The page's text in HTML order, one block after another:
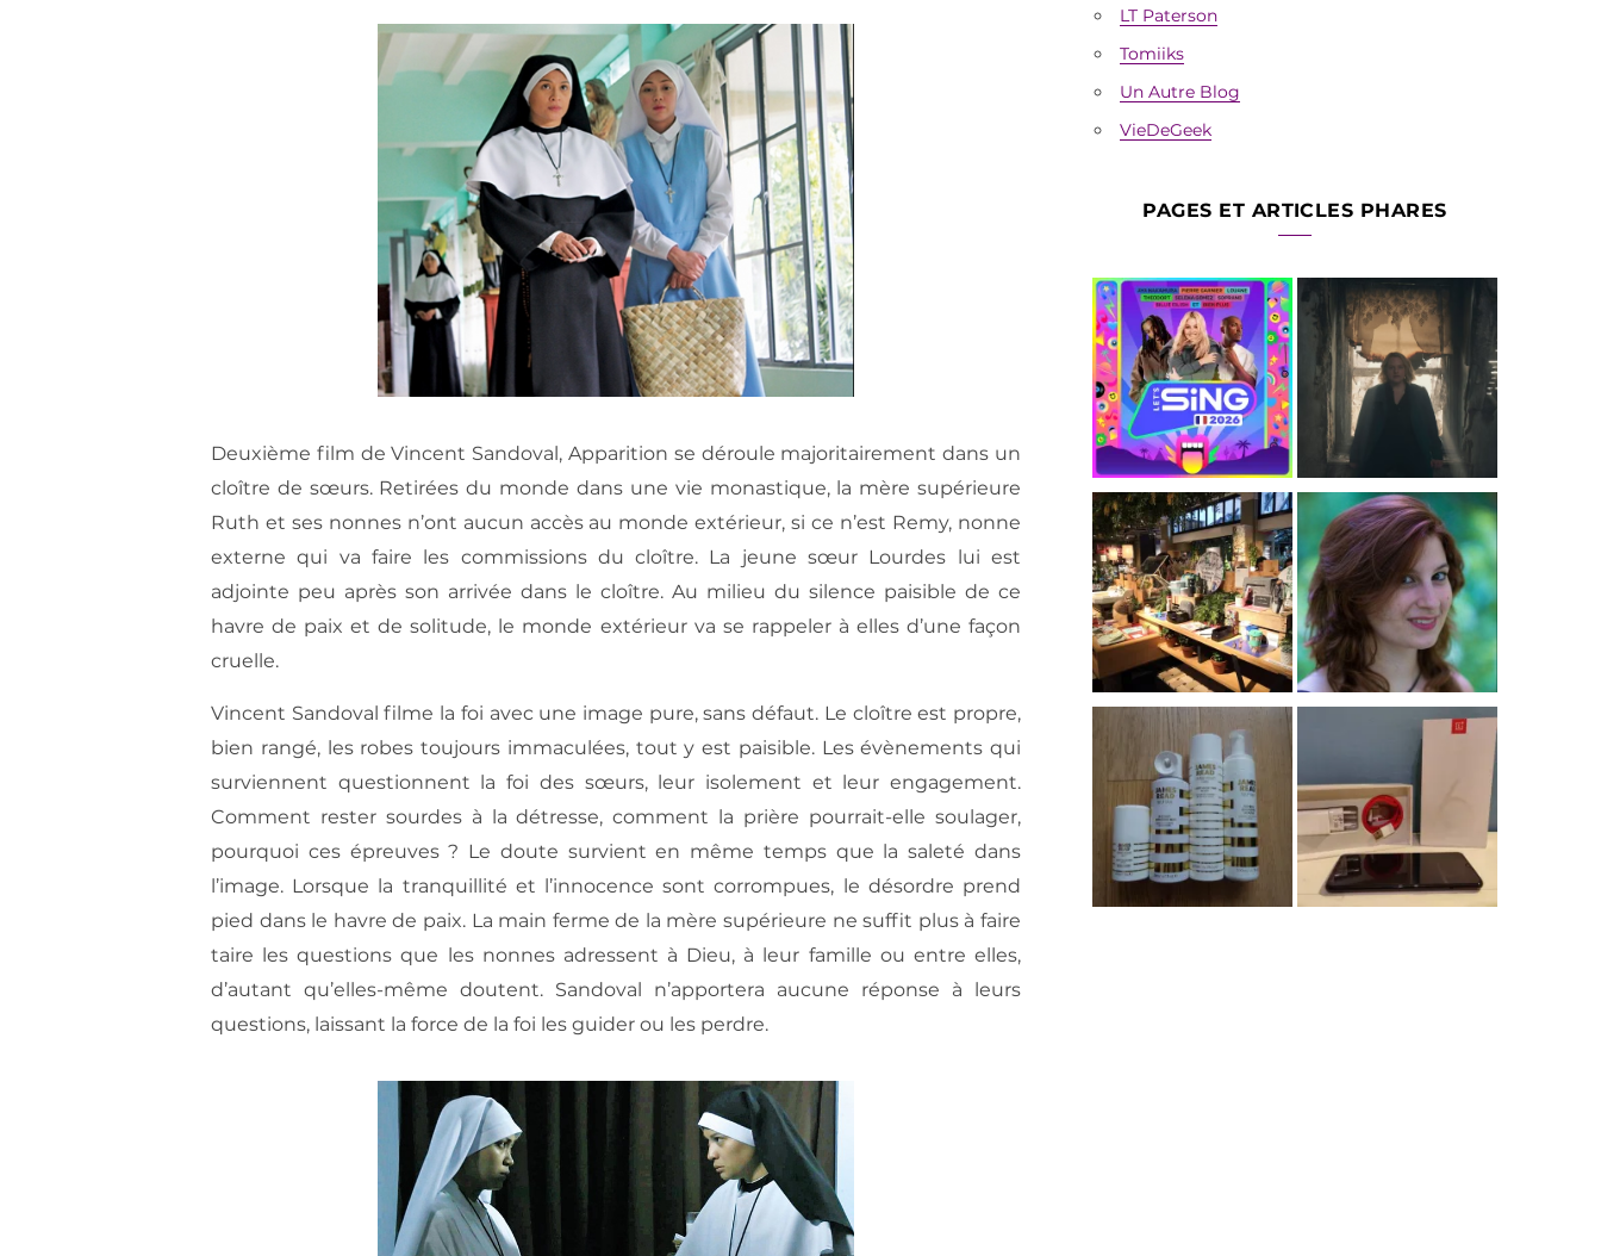
Deuxième film de Vincent Sandoval, Apparition se déroule majoritairement dans un
cloître de sœurs. Retirées du monde dans une vie monastique, la mère supérieure
Ruth et ses nonnes n’ont aucun accès au monde extérieur, si ce n’est Remy, nonne
externe qui va faire les commissions du cloître. La jeune sœur Lourdes lui est
adjointe peu après son arrivée dans le cloître. Au milieu du silence paisible de ce
havre de paix et de solitude, le monde extérieur va se rappeler à elles d’une façon
cruelle.
Vincent Sandoval filme la foi avec une image pure, sans défaut. Le cloître est propre,
bien rangé, les robes toujours immaculées, tout y est paisible. Les évènements qui
surviennent questionnent la foi des sœurs, leur isolement et leur engagement.
Comment rester sourdes à la détresse, comment la prière pourrait-elle soulager,
pourquoi ces épreuves ? Le doute survient en même temps que la saleté dans
l’image. Lorsque la tranquillité et l’innocence sont corrompues, le désordre prend
pied dans le havre de paix. La main ferme de la mère supérieure ne suffit plus à faire
taire les questions que les nonnes adressent à Dieu, à leur famille ou entre elles,
d’autant qu’elles-même doutent. Sandoval n’apportera aucune réponse à leurs
questions, laissant la force de la foi les guider ou les perdre.
LT Paterson
Tomiiks
Un Autre Blog
VieDeGeek
PAGES ET ARTICLES PHARES